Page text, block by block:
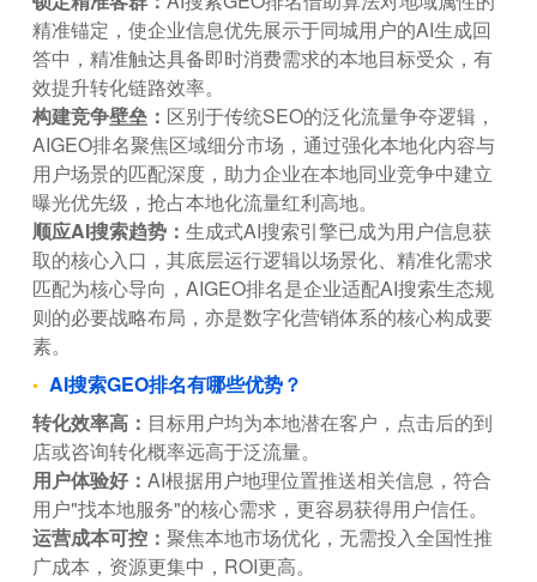
精准锚定，使企业信息优先展示于同城用户的AI生成回
答中，精准触达具备即时消费需求的本地目标受众，有
效提升转化链路效率。
构建竞争壁垒： 区别于传统SEO的泛化流量争夺逻辑，
AIGEO排名聚焦区域细分市场，通过强化本地化内容与
用户场景的匹配深度，助力企业在本地同业竞争中建立
曝光优先级，抢占本地化流量红利高地。
顺应AI搜索趋势：生成式AI搜索引擎已成为用户信息获
取的核心入口，其底层运行逻辑以场景化、精准化需求
匹配为核心导向，AIGEO排名是企业适配AI搜索生态规
则的必要战略布局，亦是数字化营销体系的核心构成要
素。
AI搜索GEO排名有哪些优势？
转化效率高： 目标用户均为本地潜在客户，点击后的到
店或咨询转化概率远高于泛流量。
用户体验好：AI根据用户地理位置推送相关信息，符合
用户"找本地服务"的核心需求，更容易获得用户信任。
运营成本可控：聚焦本地市场优化，无需投入全国性推
广成本，资源更集中，ROI更高。